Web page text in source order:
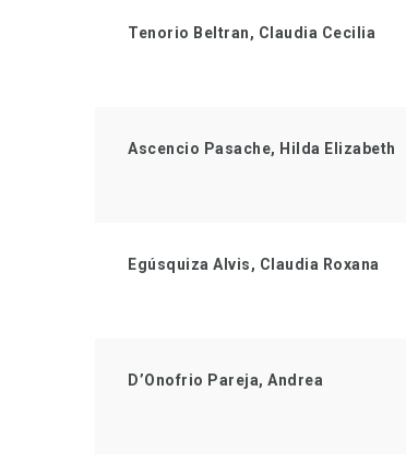
Tenorio Beltran, Claudia Cecilia
Ascencio Pasache, Hilda Elizabeth
Egúsquiza Alvis, Claudia Roxana
D’Onofrio Pareja, Andrea